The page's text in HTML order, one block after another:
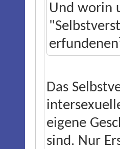
Und worin
Das
eigene
sind. Nur